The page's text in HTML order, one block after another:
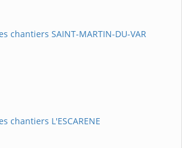
chantiers SAINT-MARTIN-DU-VAR
chantiers L'ESCARENE